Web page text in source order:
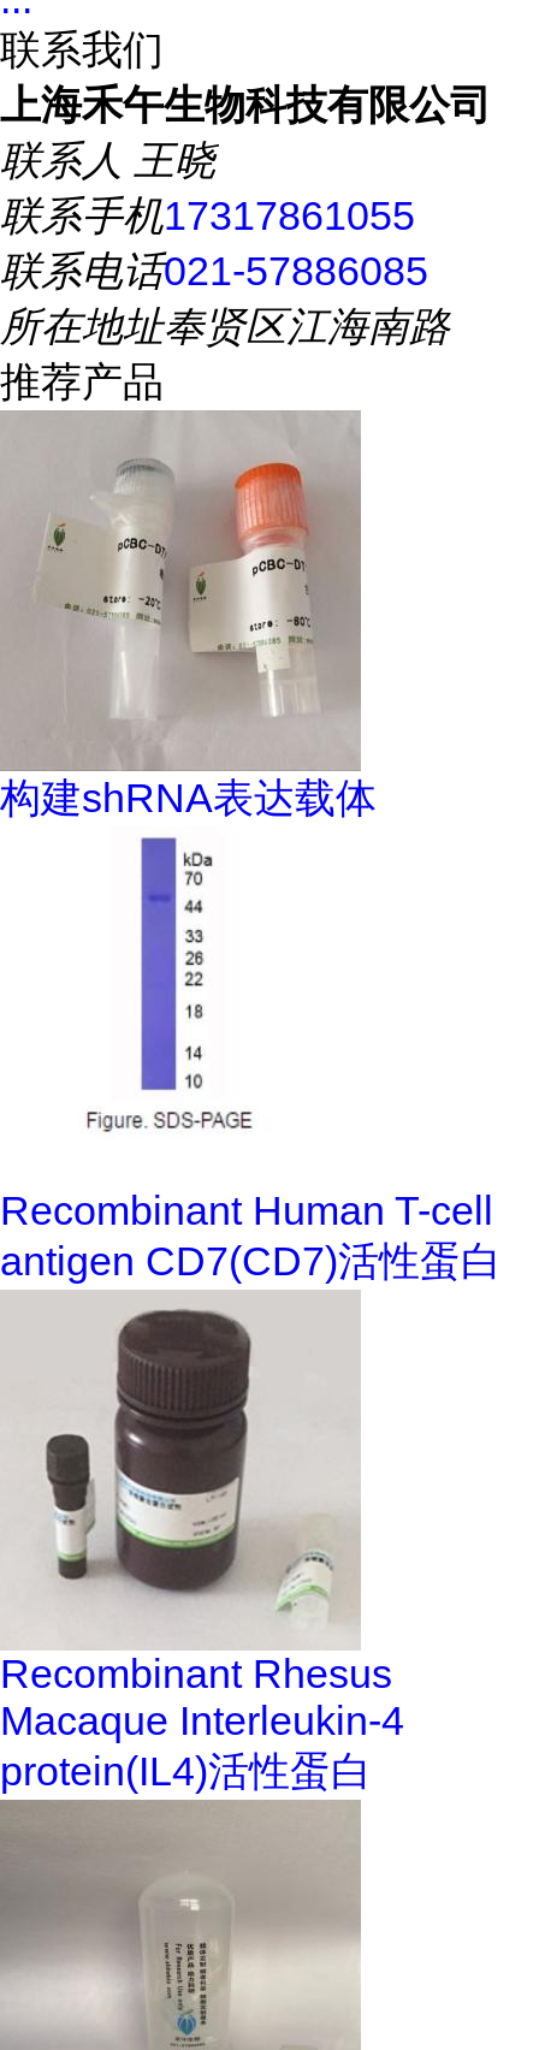
联系我们
上海禾午生物科技有限公司
联系人 王晓
联系手机17317861055
联系电话021-57886085
所在地址奉贤区江海南路
推荐产品
构建shRNA表达载体
Recombinant Human T-cell
antigen CD7(CD7)活性蛋白
Recombinant Rhesus
Macaque Interleukin-4
protein(IL4)活性蛋白